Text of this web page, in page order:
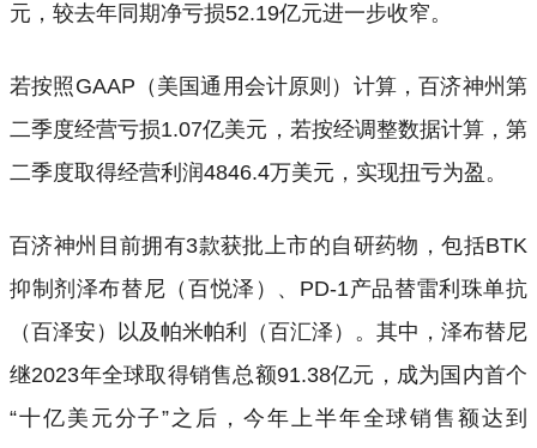
元，较去年同期净亏损52.19亿元进一步收窄。
若按照GAAP（美国通用会计原则）计算，百济神州第
二季度经营亏损1.07亿美元，若按经调整数据计算，第
二季度取得经营利润4846.4万美元，实现扭亏为盈。
百济神州目前拥有3款获批上市的自研药物，包括BTK
抑制剂泽布替尼（百悦泽）、PD-1产品替雷利珠单抗
（百泽安）以及帕米帕利（百汇泽）。其中，泽布替尼
继2023年全球取得销售总额91.38亿元，成为国内首个
“十亿美元分子”之后，今年上半年全球销售额达到